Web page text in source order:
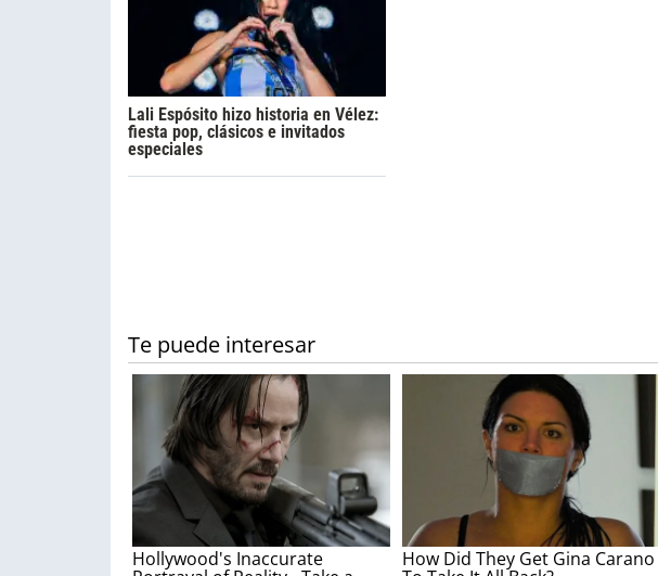
Lali Espósito hizo historia en Vélez:
fiesta pop, clásicos e invitados
especiales